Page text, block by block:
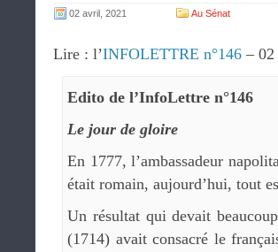
02 avril, 2021 Au Sénat
Lire : l’INFOLETTRE n°146 –
Edito de l’InfoLettre n°146
Le jour de gloire
En 1777, l’ambassadeur
était romain, aujourd’hui, tout
Un résultat qui devait
(1714) avait consacré le